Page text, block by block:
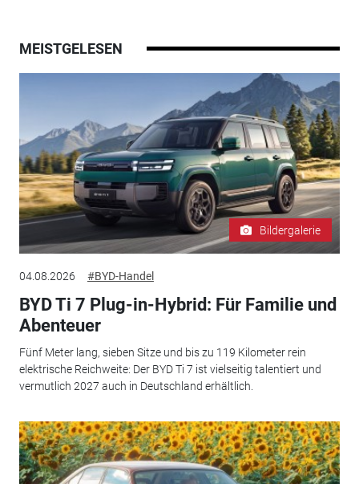
MEISTGELESEN
Bildergalerie
04.08.2026 #BYD-Handel
BYD Ti 7 Plug-in-Hybrid: Für Familie und
Abenteuer
Fünf Meter lang, sieben Sitze und bis zu 119 Kilometer rein
elektrische Reichweite: Der BYD Ti 7 ist vielseitig talentiert und
vermutlich 2027 auch in Deutschland erhältlich.